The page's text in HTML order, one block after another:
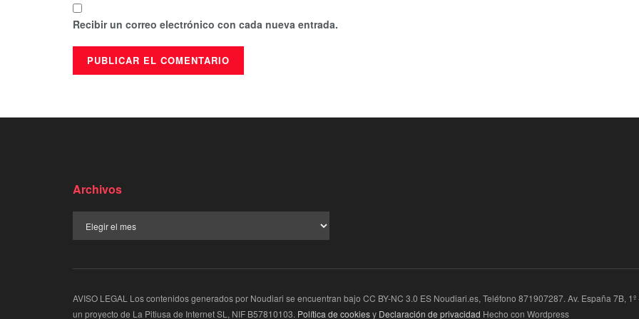
Recibir un correo electrónico con cada nueva entrada.
Archivos
AVISO LEGAL Los contenidos generados por Noudiari se encuentran bajo CC BY-NC 3.0 ES Noudiari.es, Teléfono 871907287. Av. España 7B,
un proyecto de La Pitiusa de Internet SL, NIF B57810103. Política de cookiesy Declaración de privacidad Hecho con Wordpress